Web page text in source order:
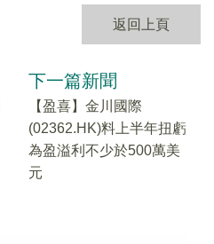
返回上頁
下一篇新聞
【盈喜】金川國際
(02362.HK)料上半年扭虧
為盈溢利不少於500萬美
元